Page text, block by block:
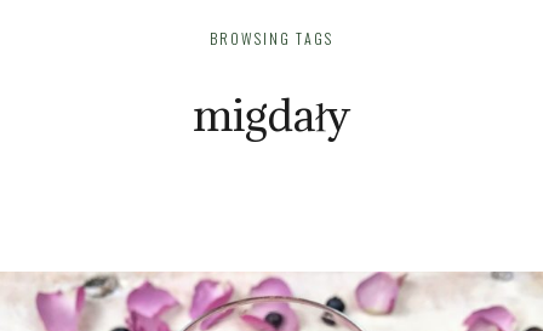
BROWSING TAGS
migdały